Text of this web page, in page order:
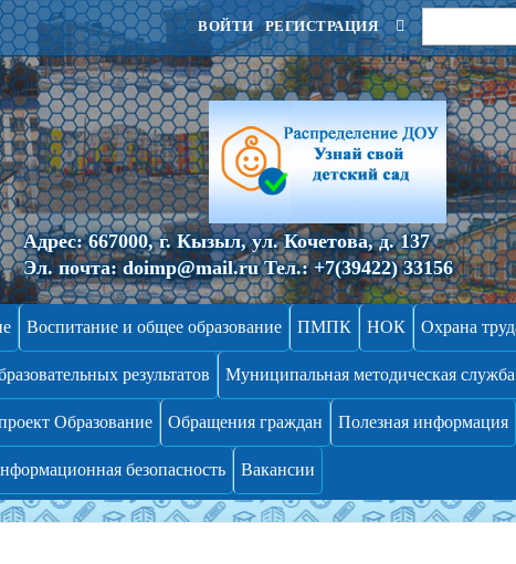
ВОЙТИ РЕГИСТРАЦИЯ
Адрес:667000, г. Кызыл, ул. Кочетова, д. 137
Эл. почта:doimp@mail.ruТел.:+7(39422) 33156
Воспитание и общее образование ПМПК НОК Охрана
результатов Муниципальная методическая служба
Образование Обращения граждан Полезная информация
безопасность Вакансии